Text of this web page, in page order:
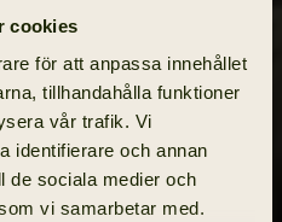
cookies
för att anpassa innehållet
tillhandahålla funktioner
vår trafik. Vi
identifierare och annan
de sociala medier och
vi samarbetar med.